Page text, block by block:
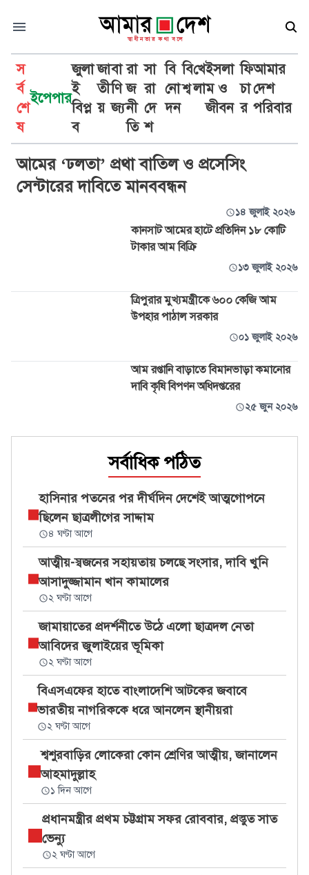
স
র্ব
শে
ষ
ইপেপার
জুলা
ই
বিপ্ল
ব
জা
তী
য়
বা
ণি
জ্য
রা
জ
নী
তি
সা
রা
দে
শ
বি
নো
দন
বি
শ্ব
খে
লা
ইসলা
ম ও
জীবন
ফি
চা
র
আমার
দেশ
পরিবার
আম
আমের ‘ঢলতা’ প্রথা বাতিল ও প্রসেসিং
সেন্টারের দাবিতে মানববন্ধন
১৪ জুলাই ২০২৬
কানসাট আমের হাটে প্রতিদিন ১৮ কোটি
টাকার আম বিক্রি
১৩ জুলাই ২০২৬
ত্রিপুরার মুখ্যমন্ত্রীকে ৬০০ কেজি আম
উপহার পাঠাল সরকার
০১ জুলাই ২০২৬
আম রপ্তানি বাড়াতে বিমানভাড়া কমানোর
দাবি কৃষি বিপণন অধিদপ্তরের
২৫ জুন ২০২৬
সর্বাধিক পঠিত
হাসিনার পতনের পর দীর্ঘদিন দেশেই আত্মগোপনে
ছিলেন ছাত্রলীগের সাদ্দাম
৪ ঘণ্টা আগে
আত্মীয়-স্বজনের সহায়তায় চলছে সংসার, দাবি খুনি
আসাদুজ্জামান খান কামালের
২ ঘণ্টা আগে
জামায়াতের প্রদর্শনীতে উঠে এলো ছাত্রদল নেতা
আবিদের জুলাইয়ের ভূমিকা
২ ঘণ্টা আগে
বিএসএফের হাতে বাংলাদেশি আটকের জবাবে
ভারতীয় নাগরিককে ধরে আনলেন স্থানীয়রা
২ ঘণ্টা আগে
শ্বশুরবাড়ির লোকেরা কোন শ্রেণির আত্মীয়, জানালেন
আহমাদুল্লাহ
১ দিন আগে
প্রধানমন্ত্রীর প্রথম চট্টগ্রাম সফর রোববার, প্রস্তুত সাত
ভেন্যু
২ ঘণ্টা আগে